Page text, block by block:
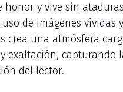
honor y vive sin
uso de imágenes vívidas
crea una atmósfera
exaltación, capturando
del lector.